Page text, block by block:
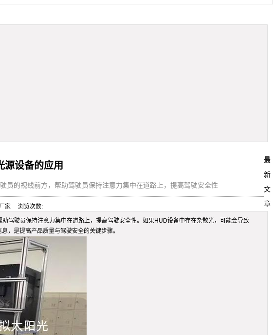
源设备的应用
员的视线前方，帮助驾驶员保持注意力集中在道路上，提高驾驶安全性
家 浏览次数:
驾驶员保持注意力集中在道路上，提高驾驶安全性。如果HUD设备中存在杂散光，可能会导致
，是提高产品质量与驾驶安全的关键步骤。
最
新
文
章